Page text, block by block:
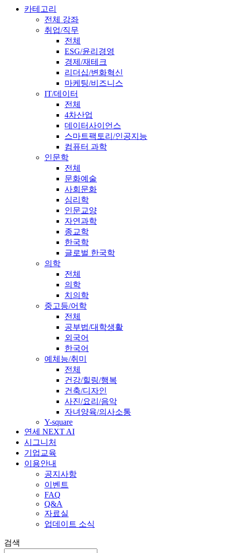
카테고리
전체 강좌
취업/직무
전체
ESG/윤리경영
경제/재테크
리더십/변화혁신
마케팅/비즈니스
IT/데이터
전체
4차산업
데이터사이언스
스마트팩토리/인공지능
컴퓨터 과학
인문학
전체
문화예술
사회문화
심리학
인문교양
자연과학
종교학
한국학
글로벌 한국학
의학
전체
의학
치의학
중고등/어학
전체
공부법/대학생활
외국어
한국어
예체능/취미
전체
건강/힐링/행복
건축/디자인
사진/요리/음악
자녀양육/의사소통
Y-square
연세 NEXT AI
시그니처
기업교육
이용안내
공지사항
이벤트
FAQ
Q&A
자료실
업데이트 소식
검색